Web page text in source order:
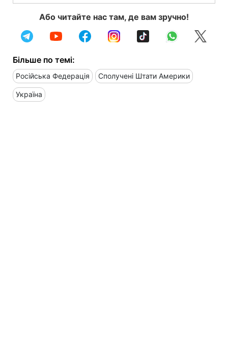
Або читайте нас там, де вам зручно!
Більше по темі:
Російська Федерація Сполучені Штати Америки
Україна